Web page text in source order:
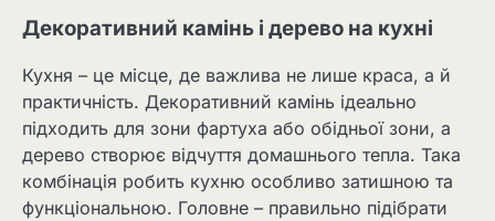
Декоративний камінь і дерево на кухні
Кухня – це місце, де важлива не лише краса, а й
практичність. Декоративний камінь ідеально
підходить для зони фартуха або обідньої зони, а
дерево створює відчуття домашнього тепла. Така
комбінація робить кухню особливо затишною та
функціональною. Головне – правильно підібрати